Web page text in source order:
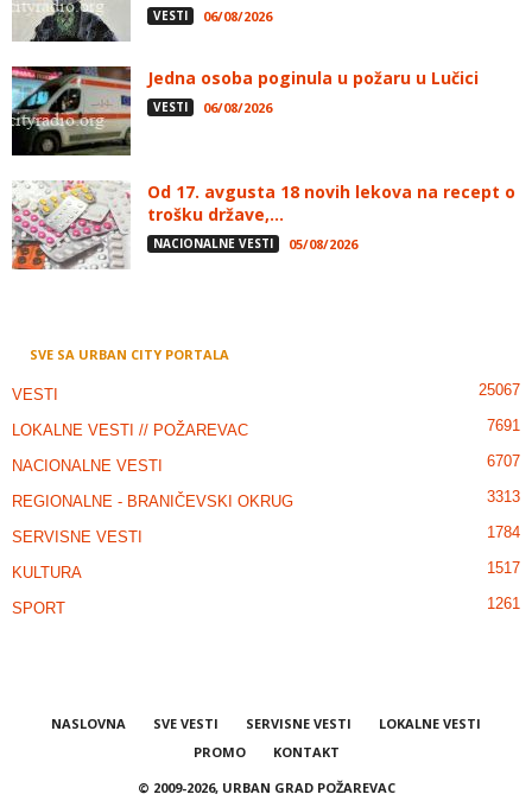
VESTI 06/08/2026
Jedna osoba poginula u požaru u Lučici
VESTI 06/08/2026
Od 17. avgusta 18 novih lekova na recept o
trošku države,...
NACIONALNE VESTI 05/08/2026
SVE SA URBAN CITY PORTALA
VESTI 25067
LOKALNE VESTI // POŽAREVAC 7691
NACIONALNE VESTI 6707
REGIONALNE - BRANIČEVSKI OKRUG 3313
SERVISNE VESTI 1784
KULTURA 1517
SPORT 1261
NASLOVNA SVE VESTI SERVISNE VESTI
LOKALNE VESTI
PROMO
KONTAKT
© 2009-2026, URBAN GRAD POŽAREVAC